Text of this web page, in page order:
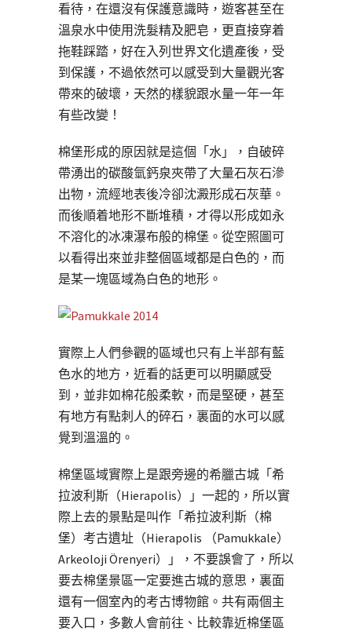
看待，在還沒有保護意識時，遊客甚至在
溫泉水中使用洗髮精及肥皂，更直接穿着
拖鞋踩踏，好在入列世界文化遺產後，受
到保護，不過依然可以感受到大量觀光客
帶來的破壞，天然的樣貌跟水量一年一年
有些改變！
棉堡形成的原因就是這個「水」，自破碎
帶湧出的碳酸氫鈣泉夾帶了大量石灰石滲
出物，流經地表後冷卻沈澱形成石灰華。
而後順着地形不斷堆積，才得以形成如永
不溶化的冰凍瀑布般的棉堡。從空照圖可
以看得出來並非整個區域都是白色的，而
是某一塊區域為白色的地形。
實際上人們參觀的區域也只有上半部有藍
色水的地方，近看的話更可以明顯感受
到，並非如棉花般柔軟，而是堅硬，甚至
有地方有點刺人的碎石，裏面的水可以感
覺到溫溫的。
棉堡區域實際上是跟旁邊的希臘古城「希
拉波利斯（Hierapolis）」一起的，所以實
際上去的景點是叫作「希拉波利斯（棉
堡）考古遺址（Hierapolis （Pamukkale）
Arkeoloji Örenyeri）」，不要誤會了，所以
要去棉堡景區一定要進古城的意思，裏面
還有一個室內的考古博物館。共有兩個主
要入口，多數人會前往、比較靠近棉堡區